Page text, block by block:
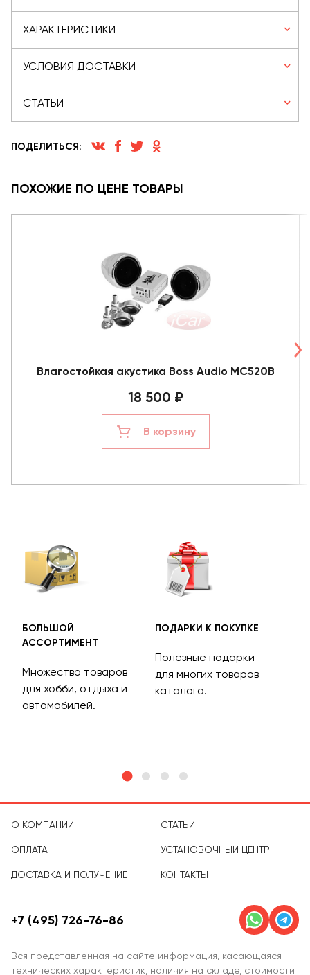
ХАРАКТЕРИСТИКИ
УСЛОВИЯ ДОСТАВКИ
СТАТЬИ
ПОДЕЛИТЬСЯ:
ПОХОЖИЕ ПО ЦЕНЕ ТОВАРЫ
Влагостойкая акустика Boss Audio MC520B
18 500 ₽
В корзину
БОЛЬШОЙ
АССОРТИМЕНТ
Множество товаров
для хобби, отдыха и
автомобилей.
ПОДАРКИ К ПОКУПКЕ
Полезные подарки
для многих товаров
каталога.
О КОМПАНИИ
ОПЛАТА
ДОСТАВКА И ПОЛУЧЕНИЕ
СТАТЬИ
УСТАНОВОЧНЫЙ ЦЕНТР
КОНТАКТЫ
Вся представленная на сайте информация, касающаяся
технических характеристик, наличия на складе, стоимости
+7 (495) 726-76-86